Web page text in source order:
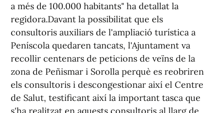
a més de 100.000 habitants" ha detallat la
regidora.Davant la possibilitat que els
consultoris auxiliars de l'ampliació turística a
Peníscola quedaren tancats, l'Ajuntament va
recollir centenars de peticions de veïns de la
zona de Peñismar i Sorolla perquè es reobriren
els consultoris i descongestionar així el Centre
de Salut, testificant així la important tasca que